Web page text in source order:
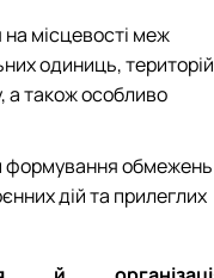
місцевості меж
одиниць, територій
а також особливо
формування обмежень
дій та прилеглих